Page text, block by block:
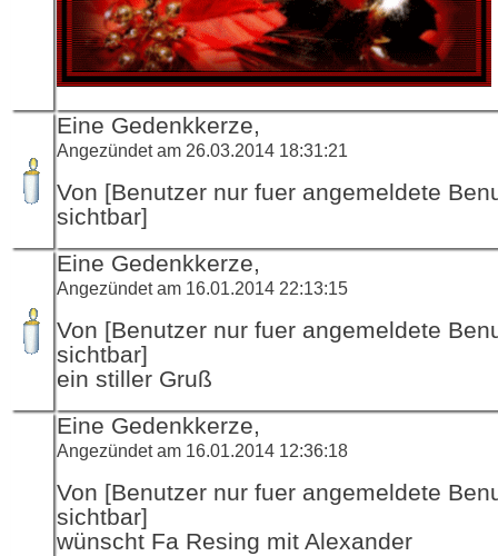
Eine Gedenkkerze,
Angezündet am 26.03.2014 18:31:21
Von [Benutzer nur fuer angemeldete
sichtbar]
Eine Gedenkkerze,
Angezündet am 16.01.2014 22:13:15
Von [Benutzer nur fuer angemeldete
sichtbar]
ein stiller Gruß
Eine Gedenkkerze,
Angezündet am 16.01.2014 12:36:18
Von [Benutzer nur fuer angemeldete
sichtbar]
wünscht Fa Resing mit Alexander